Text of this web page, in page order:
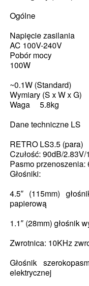
Ogólne
Napięcie zasilania
AC 100V-240V
Pobór mocy
100W
~0.1W (Standard)
Wymiary (S x W x
Waga 5.8kg
Dane techniczne LS
RETRO LS3.5 (para)
Czułość: 90dB/2.83V/
Pasmo przenoszenia:
Głośniki:
4.5″ (115mm)
papierową
1.1″ (28mm) głośnik
Zwrotnica: 10KHz
Głośnik
elektrycznej